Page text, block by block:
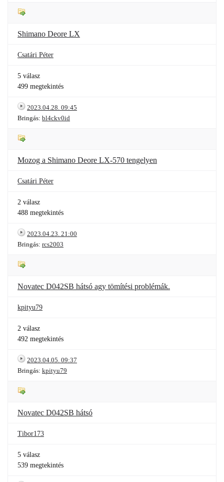
Shimano Deore LX
Csatári Péter
5 válasz
499 megtekintés
2023.04.28. 09:45
Bringás: bl4ckv0id
Mozog a Shimano Deore LX-570 tengelyen
Csatári Péter
2 válasz
488 megtekintés
2023.04.23. 21:00
Bringás: rcs2003
Novatec D042SB hátsó agy tömítési problémák.
kpityu79
2 válasz
492 megtekintés
2023.04.05. 09:37
Bringás: kpityu79
Novatec D042SB hátsó
Tibor173
5 válasz
539 megtekintés